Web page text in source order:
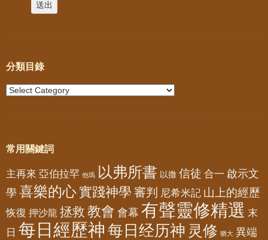
分類目錄
常用關鍵詞
主再來 亞伯拉罕 他瑪 以弗所書 以撒 信徒 合一 啟示文
學 喜樂的心實踐神學 審判 尼希米記 山上的經歷
恢復 押沙龍 拯救 教會 會幕 有聲靈修精選 末
日 每日經歷神 每日经历神 灵修 猶大 異端